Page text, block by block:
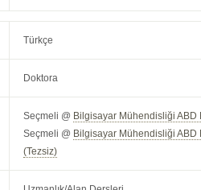
Türkçe
Doktora
Seçmeli @ Bilgisayar Mühendisliği
Seçmeli @ Bilgisayar Mühendisliği
(Tezsiz)